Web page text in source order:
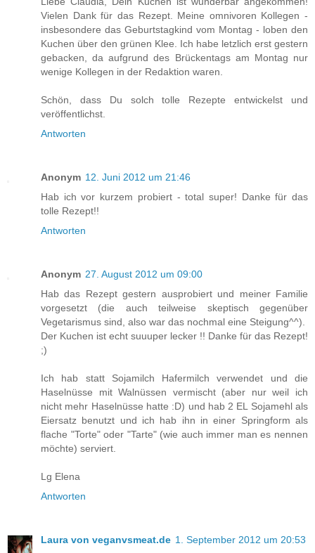
Vielen Dank für das Rezept. Meine omnivoren Kollegen -
insbesondere das Geburtstagkind vom Montag - loben den
Kuchen über den grünen Klee. Ich habe letzlich erst gestern
gebacken, da aufgrund des Brückentags am Montag nur
wenige Kollegen in der Redaktion waren.
Schön, dass Du solch tolle Rezepte entwickelst und
veröffentlichst.
Antworten
Anonym 12. Juni 2012 um 21:46
Hab ich vor kurzem probiert - total super! Danke für das
tolle Rezept!!
Antworten
Anonym 27. August 2012 um 09:00
Hab das Rezept gestern ausprobiert und meiner Familie
vorgesetzt (die auch teilweise skeptisch gegenüber
Vegetarismus sind, also war das nochmal eine Steigung^^).
Der Kuchen ist echt suuuper lecker !! Danke für das Rezept!
;)
Ich hab statt Sojamilch Hafermilch verwendet und die
Haselnüsse mit Walnüssen vermischt (aber nur weil ich
nicht mehr Haselnüsse hatte :D) und hab 2 EL Sojamehl als
Eiersatz benutzt und ich hab ihn in einer Springform als
flache "Torte" oder "Tarte" (wie auch immer man es nennen
möchte) serviert.
Lg Elena
Antworten
Laura von veganvsmeat.de 1. September 2012 um 20:53